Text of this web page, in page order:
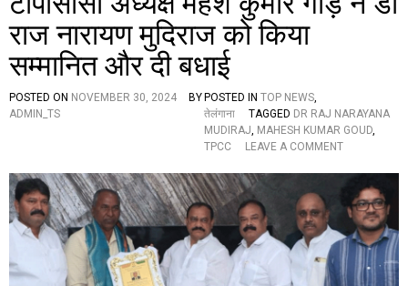
राज नारायण मुदिराज को किया
सम्मानित और दी बधाई
POSTED ON NOVEMBER 30, 2024
BY
ADMIN_TS
POSTED IN TOP NEWS,
तेलंगाना
TAGGED DR RAJ NARAYANA
MUDIRAJ, MAHESH KUMAR GOUD,
TPCC
LEAVE A COMMENTO
सी
अ
ध्य
क्ष